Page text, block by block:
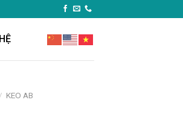
/ KEO AB